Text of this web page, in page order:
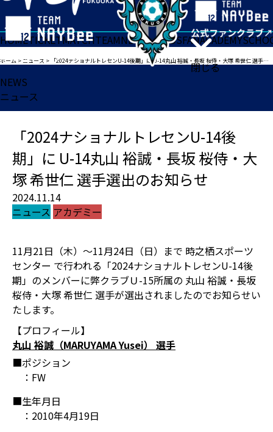
閉じる
HOMETICKETMATCHTEAMNEWSGOODSFANACADEMY
ホーム >ニュース > 「2024ナショナルトレセンU-14後期」に U-14丸山 裕誠・長坂 桜侍・大塚 希世仁 選手選出のお知らせ
NEWS
ニュース
「2024ナショナルトレセンU-14後
期」に U-14丸山 裕誠・長坂 桜侍・大
塚 希世仁 選手選出のお知らせ
2024.11.14
ニュース アカデミー
11月21日（木）～11月24日（日）まで 時之栖スポーツ
センター で行われる「2024ナショナルトレセンU-14後
期」のメンバーに弊クラブＵ-15所属の 丸山 裕誠・長坂
桜侍・大塚 希世仁 選手が選出されましたのでお知らせい
たします。
【プロフィール】
丸山 裕誠（MARUYAMA Yusei） 選手
■ポジション
：FW
■生年月日
：2010年4月19日